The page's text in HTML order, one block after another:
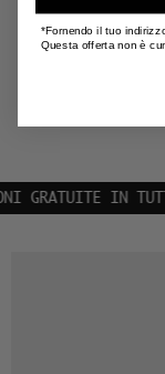
IN TUTTA
*Fornendo il tuo
Questa offerta non è